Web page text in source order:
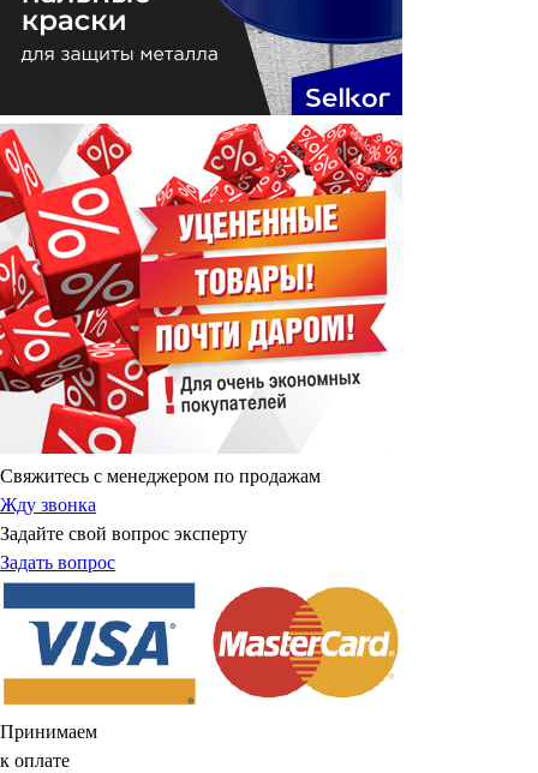
Свяжитесь с менеджером по продажам
Жду звонка
Задайте свой вопрос эксперту
Задать вопрос
Принимаем
к оплате